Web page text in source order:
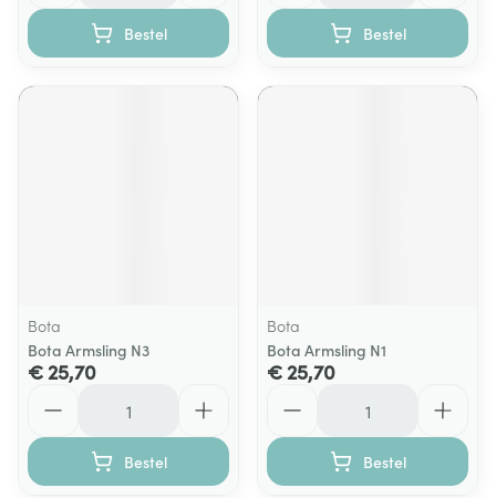
Bestel Bestel
Bota
Bota Armsling N3
€ 25,70
Bestel
Bota
Bota Armsling N1
€ 25,70
Bestel